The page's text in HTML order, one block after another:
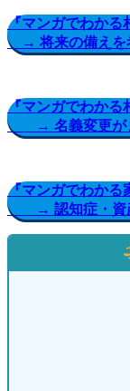
『マンガでわかる
→ 将来の備えを
『マンガでわかる
→ 名義変更がま
『マンガでわかる
→ 認知症・資産